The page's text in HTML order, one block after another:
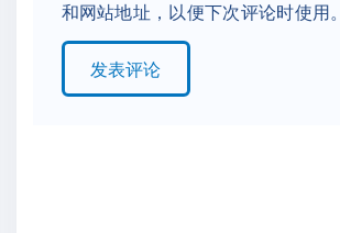
i
l
和网站地址，以便下次评论时使用。